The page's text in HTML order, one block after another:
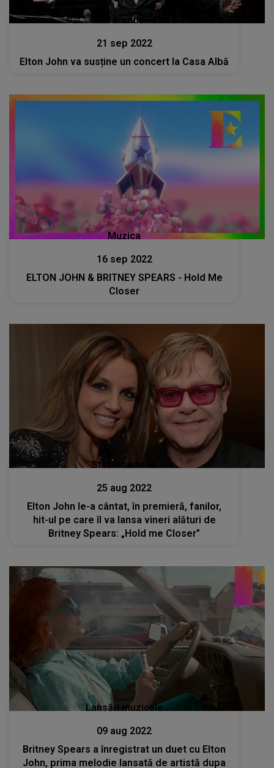
Stiri mondene
21 sep 2022
Elton John va susține un concert la Casa Albă
Muzica
16 sep 2022
ELTON JOHN & BRITNEY SPEARS - Hold Me
Closer
Stiri mondene
25 aug 2022
Elton John le-a cântat, în premieră, fanilor,
hit-ul pe care îl va lansa vineri alături de
Britney Spears: „Hold me Closer”
Lansări muzicale
09 aug 2022
Britney Spears a înregistrat un duet cu Elton
John, prima melodie lansată de artistă dupa